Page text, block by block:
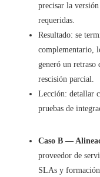
precisar la
requeridas.
Resultado: se
complementario,
generó un retraso
rescisión parcial.
Lección: detallar
pruebas de
Caso B —
proveedor de
SLAs y